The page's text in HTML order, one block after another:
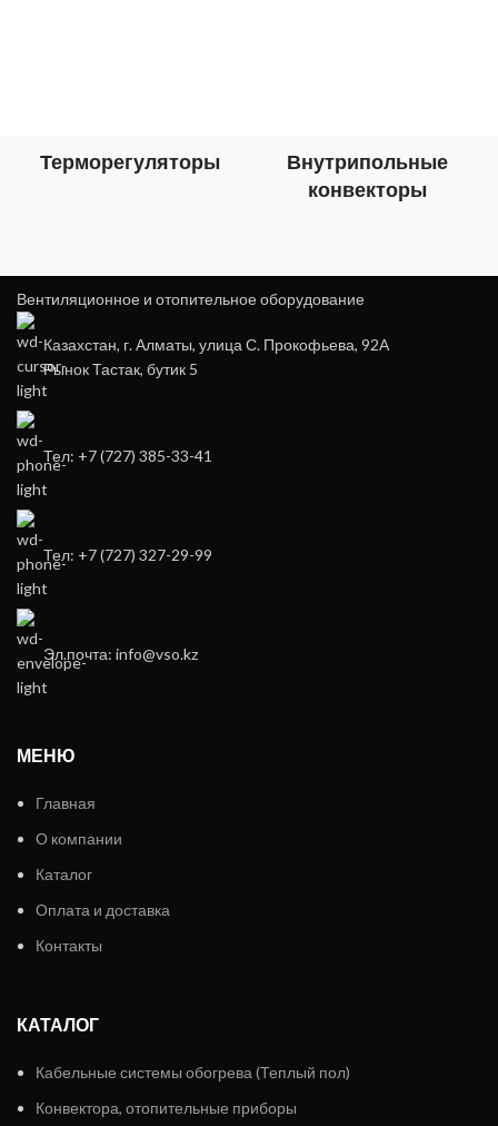
Терморегуляторы
Внутрипольные
конвекторы
Вентиляционное и отопительное оборудование
Казахстан, г. Алматы, улица С. Прокофьева, 92А
Рынок Тастак, бутик 5
Тел: +7 (727) 385-33-41
Тел: +7 (727) 327-29-99
Эл.почта: info@vso.kz
МЕНЮ
Главная
О компании
Каталог
Оплата и доставка
Контакты
КАТАЛОГ
Кабельные системы обогрева (Теплый пол)
Конвектора, отопительные приборы